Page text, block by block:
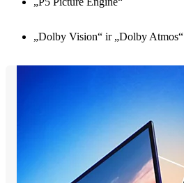
„Dolby Vision“ ir „Dolby Atmos“